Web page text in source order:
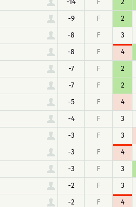
-14 F 2
-9 F 2
-8 F 3
-8 F 4
-7 F 2
-7 F 2
-5 F 4
-4 F 3
-3 F 3
-3 F 4
-3 F 3
-2 F 3
-2 F 4